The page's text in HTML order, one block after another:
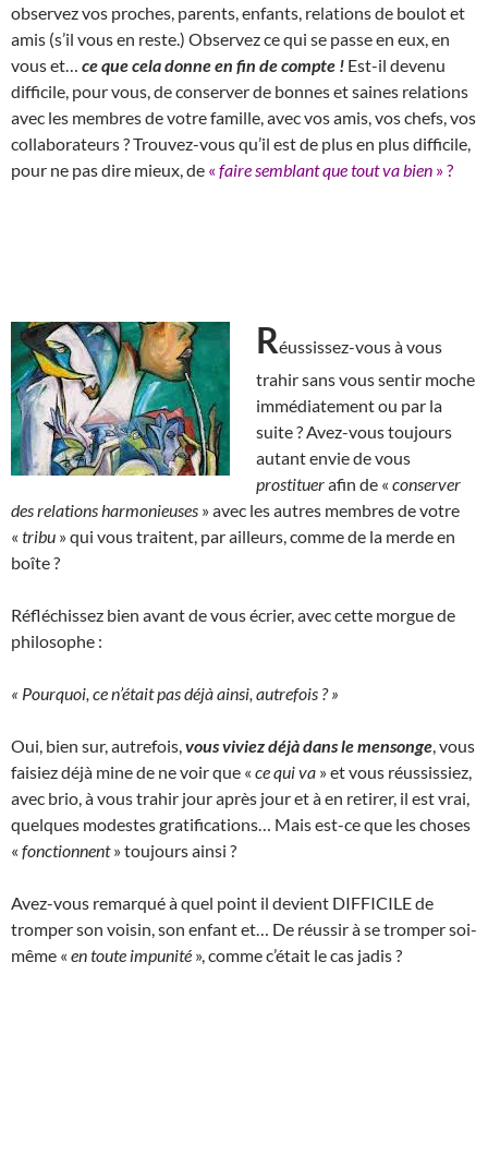
observez vos proches, parents, enfants, relations de boulot et
amis (s’il vous en reste.) Observez ce qui se passe en eux, en
vous et… ce que cela donne en fin de compte ! Est-il devenu
difficile, pour vous, de conserver de bonnes et saines relations
avec les membres de votre famille, avec vos amis, vos chefs, vos
collaborateurs ? Trouvez-vous qu’il est de plus en plus difficile,
pour ne pas dire mieux, de « faire semblant que tout va bien » ?
Réussissez-vous à vous
trahir sans vous sentir moche
immédiatement ou par la
suite ? Avez-vous toujours
autant envie de vous
prostituerafin de « conserver
des relations harmonieuses » avec les autres membres de votre
« tribu » qui vous traitent, par ailleurs, comme de la merde en
boîte ?
Réfléchissez bien avant de vous écrier, avec cette morgue de
philosophe :
« Pourquoi, ce n’était pas déjà ainsi, autrefois ? »
Oui, bien sur, autrefois, vous viviez déjà dans le mensonge , vous
faisiez déjà mine de ne voir que « ce qui va » et vous réussissiez,
avec brio, à vous trahir jour après jour et à en retirer, il est vrai,
quelques modestes gratifications… Mais est-ce que les choses
« fonctionnent» toujours ainsi ?
Avez-vous remarqué à quel point il devient DIFFICILE de
tromper son voisin, son enfant et… De réussir à se tromper soi-
même « en toute impunité », comme c’était le cas jadis ?